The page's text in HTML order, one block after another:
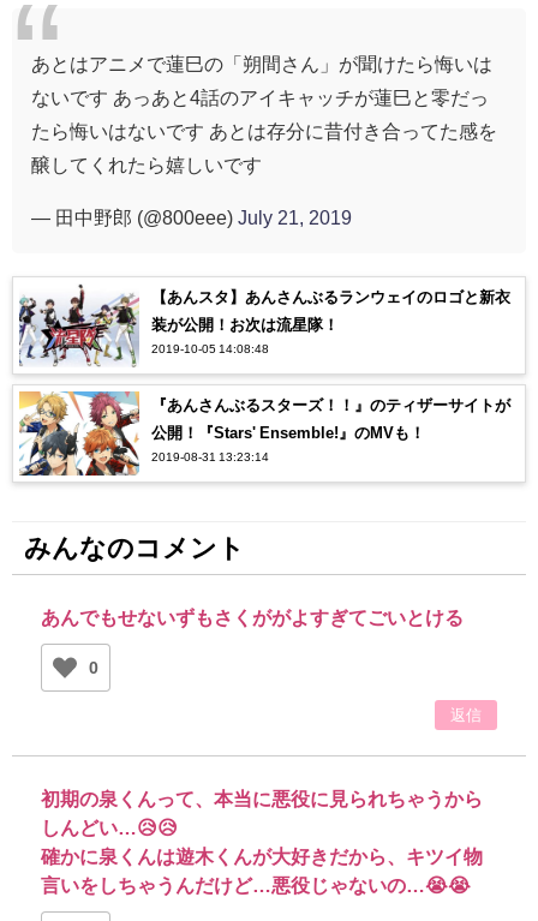
あとはアニメで蓮巳の「朔間さん」が聞けたら悔いは
ないです あっあと4話のアイキャッチが蓮巳と零だっ
たら悔いはないです あとは存分に昔付き合ってた感を
醸してくれたら嬉しいです
— 田中野郎 (@800eee) July 21, 2019
【あんスタ】あんさんぶるランウェイのロゴと新衣
装が公開！お次は流星隊！
2019-10-05 14:08:48
『あんさんぶるスターズ！！』のティザーサイトが
公開！『Stars' Ensemble!』のMVも！
2019-08-31 13:23:14
みんなのコメント
あんでもせないずもさくががよすぎてごいとける
0
返信
初期の泉くんって、本当に悪役に見られちゃうから
しんどい…😥😥
確かに泉くんは遊木くんが大好きだから、キツイ物
言いをしちゃうんだけど…悪役じゃないの…😭😭